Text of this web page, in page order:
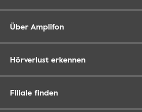
Über Amplifon
Hörverlust erkennen
Filiale finden